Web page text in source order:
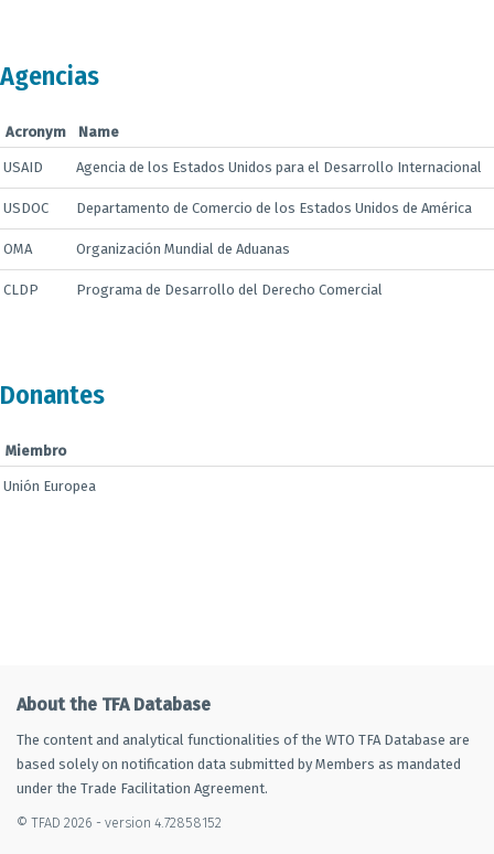
Agencias
Acronym Name
USAID Agencia de los Estados Unidos para el Desarrollo Internacional
USDOC Departamento de Comercio de los Estados Unidos de América
OMA Organización Mundial de Aduanas
CLDP Programa de Desarrollo del Derecho Comercial
Donantes
Miembro
Unión Europea
About the TFA Database
The content and analytical functionalities of the WTO TFA Database are
based solely on notification data submitted by Members as mandated
under the Trade Facilitation Agreement.
© TFAD 2026 - version 4.72858152